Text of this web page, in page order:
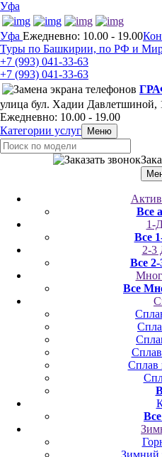
Уфа
Уфа Ежедневно: 10.00 - 19.00
Туры по Башкирии, по РФ и
+7 (993) 041-33-63
+7 (993) 041-33-63
улица бул. Хадии Давлетшиной,
Ежедневно: 10.00 - 19.00
Категории услуг
Меню
Все
1-
Все
2-3
Все
Все
Сплав
Зимний